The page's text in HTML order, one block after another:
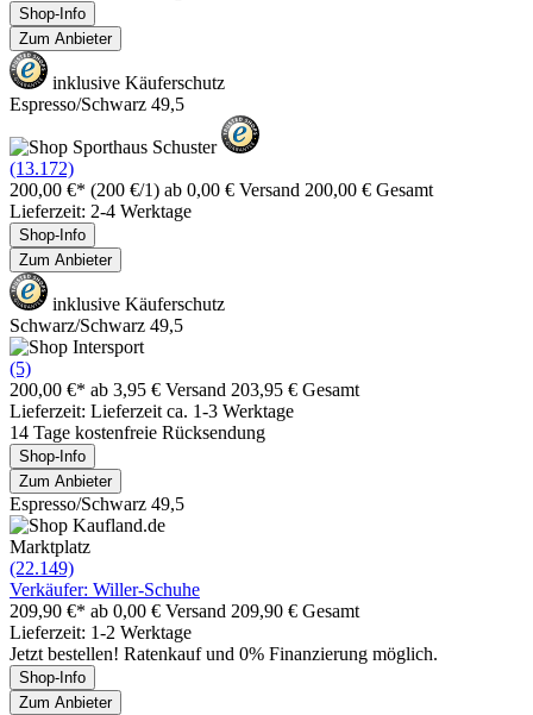
Shop-Info
Zum Anbieter
inklusive Käuferschutz
Espresso/Schwarz 49,5
(13.172)
200,00 €* (200 €/1) ab 0,00 € Versand 200,00 € Gesamt
Lieferzeit: 2-4 Werktage
Shop-Info
Zum Anbieter
inklusive Käuferschutz
Schwarz/Schwarz 49,5
(5)
200,00 €* ab 3,95 € Versand 203,95 € Gesamt
Lieferzeit: Lieferzeit ca. 1-3 Werktage
14 Tage kostenfreie Rücksendung
Shop-Info
Zum Anbieter
Espresso/Schwarz 49,5
Marktplatz
(22.149)
Verkäufer: Willer-Schuhe
209,90 €* ab 0,00 € Versand 209,90 € Gesamt
Lieferzeit: 1-2 Werktage
Jetzt bestellen! Ratenkauf und 0% Finanzierung möglich.
Shop-Info
Zum Anbieter